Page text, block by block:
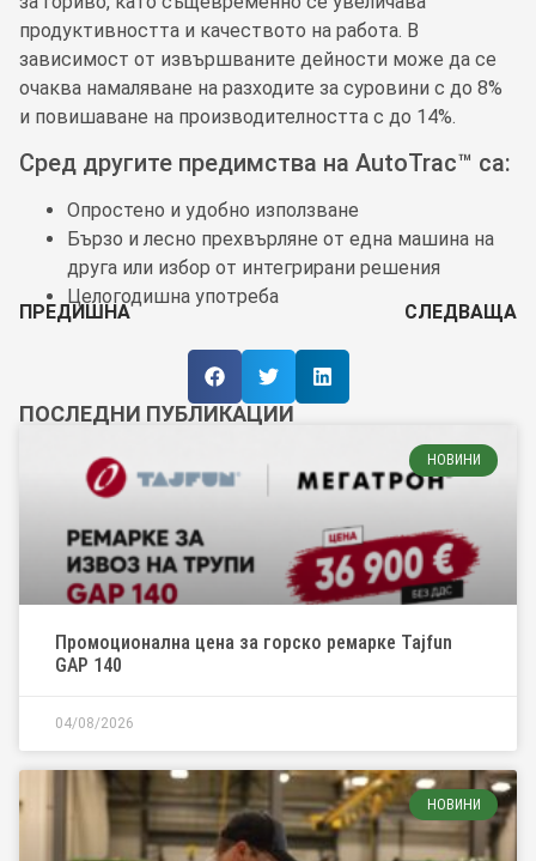
продуктивността и качеството на работа. В
зависимост от извършваните дейности може да се
очаква намаляване на разходите за суровини с до 8%
и повишаване на производителността с до 14%.
Сред другите предимства на AutoTrac™ са:
Опростено и удобно използване
Бързо и лесно прехвърляне от една машина на
друга или избор от интегрирани решения
Целогодишна употреба
ПРЕДИШНА СЛЕДВАЩА
ПОСЛЕДНИ ПУБЛИКАЦИИ
НОВИНИ
Промоционална цена за горско ремарке Tajfun
GAP 140
04/08/2026
НОВИНИ